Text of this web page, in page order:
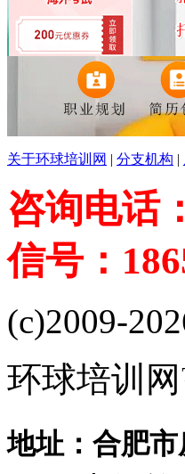
关于环球培训网 | 分支机构 |
咨询电话
信号：
(c)2009-
环球培训
地址：合肥市